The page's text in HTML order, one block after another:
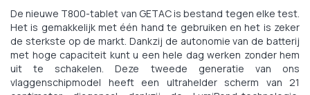
De nieuwe T800-tablet van GETAC is bestand tegen elke test.
Het is gemakkelijk met één hand te gebruiken en het is zeker
de sterkste op de markt. Dankzij de autonomie van de batterij
met hoge capaciteit kunt u een hele dag werken zonder hem
uit te schakelen. Deze tweede generatie van ons
vlaggenschipmodel heeft een ultrahelder scherm van 21